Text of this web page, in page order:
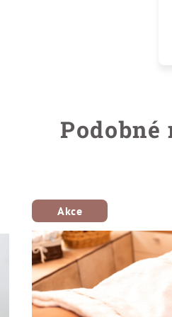
Podobné
Akce